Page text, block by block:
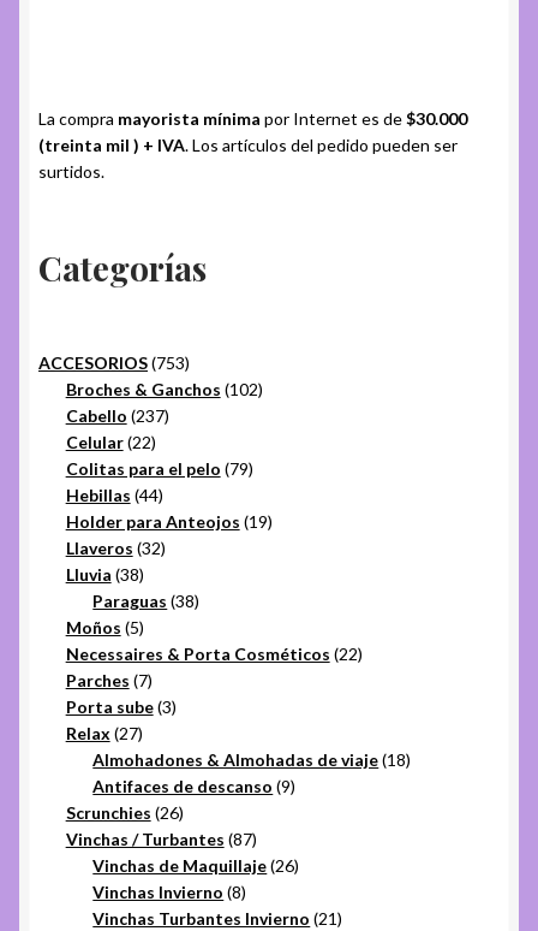
La compra mayorista mínima por Internet es de$30.000
(treinta mil ) + IVA. Los artículos del pedido pueden ser
surtidos.
Categorías
ACCESORIOS 753753
productos
Broches & Ganchos 102102
Cabello 237237
Celular 2222
productos
Colitas para el pelo 7979
Hebillas 4444
productos
Holder para Anteojos 1919
Llaveros 3232
Lluvia 3838
productos
Paraguas 3838
Moños 55
productos
Necessaires & Porta Cosméticos 2222
Parches 77
productos
Porta sube 33
Relax 2727
productos
Almohadones & Almohadas de viaje 1818
Antifaces de descanso 99
Scrunchies 2626
productos
Vinchas / Turbantes 8787
productos
Vinchas de Maquillaje 2626
Vinchas Invierno 88
productos
Vinchas Turbantes Invierno 2121